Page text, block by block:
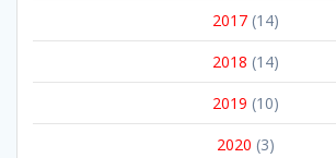
2017(14)
2018 (14)
2019 (10)
2020 (3)